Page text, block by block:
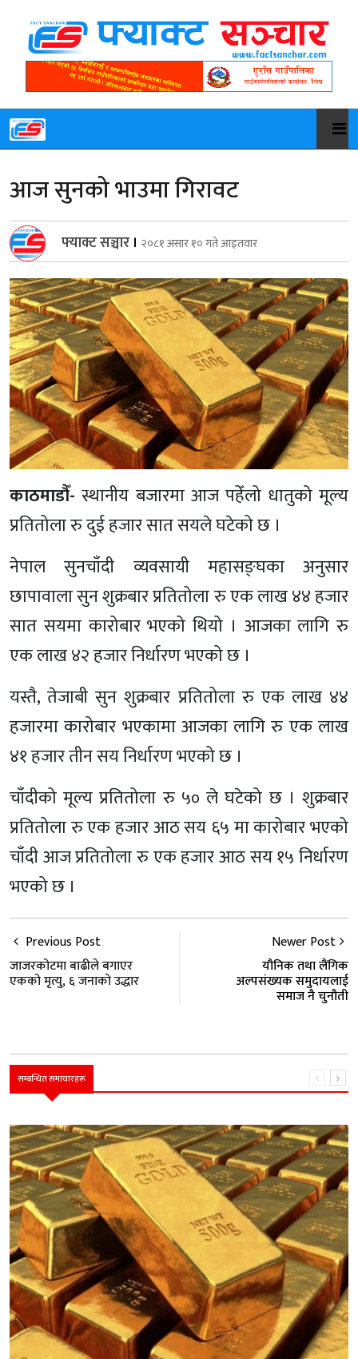
आज सुनको भाउमा गिरावट
फ्याक्ट सञ्चार । २०८१ असार १० गते आइतवार
काठमाडौँ- स्थानीय बजारमा आज पहेँलो धातुको मूल्य
प्रतितोला रु दुई हजार सात सयले घटेको छ ।
नेपाल सुनचाँदी व्यवसायी महासङ्घका अनुसार
छापावाला सुन शुक्रबार प्रतितोला रु एक लाख ४४ हजार
सात सयमा कारोबार भएको थियो । आजका लागि रु
एक लाख ४२ हजार निर्धारण भएको छ ।
यस्तै, तेजाबी सुन शुक्रबार प्रतितोला रु एक लाख ४४
हजारमा कारोबार भएकामा आजका लागि रु एक लाख
४१ हजार तीन सय निर्धारण भएको छ ।
चाँदीको मूल्य प्रतितोला रु ५० ले घटेको छ । शुक्रबार
प्रतितोला रु एक हजार आठ सय ६५ मा कारोबार भएको
चाँदी आज प्रतितोला रु एक हजार आठ सय १५ निर्धारण
भएको छ ।
Previous Post
जाजरकोटमा बाढीले बगाएर
एकको मृत्यु, ६ जनाको उद्धार
Newer Post
यौनिक तथा लैंगिक
अल्पसंख्यक समुदायलाई
समाज नै चुनौती
सम्बन्धित समाचारहरू